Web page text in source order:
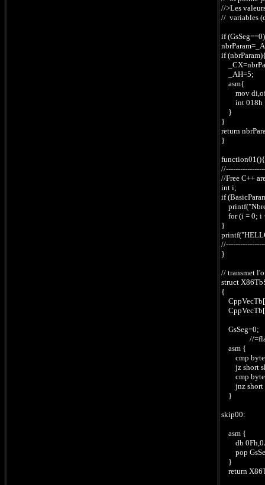
//>Les
// variables
if
if
_AH=5;
asm{
mov
int 018h
}
}
return
}
//Free C++
int i;
if
printf("Nbre
for (i = 0; i
}
}
// transmet
struct
{
GsSeg=0;
//=flag
asm {
cmp byte
jz short
cmp byte
jnz
}
skip00:
asm {
db
pop
}
return